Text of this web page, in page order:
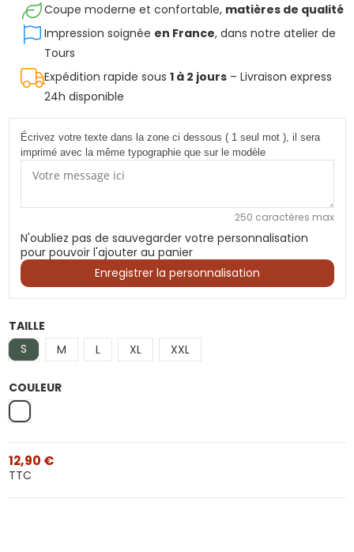
Coupe moderne et confortable, matières de qualité
Impression soignée en France, dans notre atelier de
Tours
Expédition rapide sous 1 à 2 jours– Livraison express
24h disponible
Écrivez votre texte dans la zone ci dessous ( 1 seul mot ), il sera
imprimé avec la même typographie que sur le modèle
250 caractères max
N'oubliez pas de sauvegarder votre personnalisation
pour pouvoir l'ajouter au panier
Enregistrer la personnalisation
TAILLE
S
M L XL XXL
COULEUR
Blanc
12,90 €
TTC